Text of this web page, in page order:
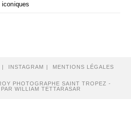
INSTAGRAM MENTIONS LÉGALES
PHOTOGRAPHE SAINT TROPEZ -
WILLIAM TETTARASAR